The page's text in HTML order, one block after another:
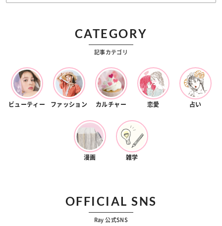
CATEGORY
記事カテゴリ
ビューティー ファッション カルチャー 恋愛 占い
漫画 雑学
OFFICIAL SNS
Ray 公式SNS